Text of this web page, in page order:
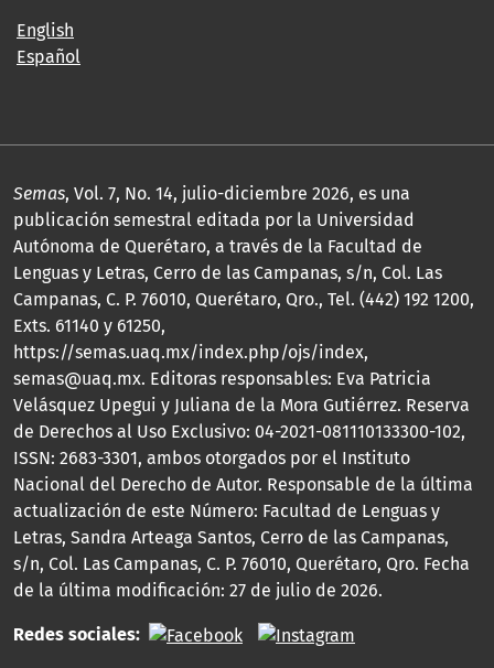
English
Español
Semas, Vol. 7, No. 14, julio-diciembre 2026, es una
publicación semestral editada por la Universidad
Autónoma de Querétaro, a través de la Facultad de
Lenguas y Letras, Cerro de las Campanas, s/n, Col. Las
Campanas, C. P. 76010, Querétaro, Qro., Tel. (442) 192 1200,
Exts. 61140 y 61250,
https://semas.uaq.mx/index.php/ojs/index,
semas@uaq.mx. Editoras responsables: Eva Patricia
Velásquez Upegui y Juliana de la Mora Gutiérrez. Reserva
de Derechos al Uso Exclusivo: 04-2021-081110133300-102,
ISSN: 2683-3301, ambos otorgados por el Instituto
Nacional del Derecho de Autor. Responsable de la última
actualización de este Número: Facultad de Lenguas y
Letras, Sandra Arteaga Santos, Cerro de las Campanas,
s/n, Col. Las Campanas, C. P. 76010, Querétaro, Qro. Fecha
de la última modificación: 27 de julio de 2026.
Redes sociales: